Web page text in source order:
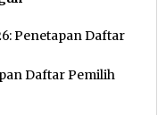
Penetapan Daftar
Daftar Pemilih